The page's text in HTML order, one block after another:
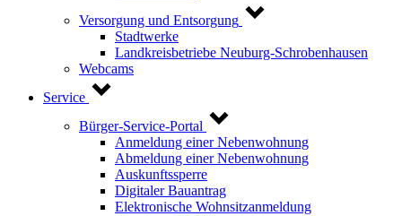
Versorgung und Entsorgung
Stadtwerke
Landkreisbetriebe Neuburg-Schrobenhausen
Webcams
Service
Bürger-Service-Portal
Anmeldung einer Nebenwohnung
Abmeldung einer Nebenwohnung
Auskunftssperre
Digitaler Bauantrag
Elektronische Wohnsitzanmeldung